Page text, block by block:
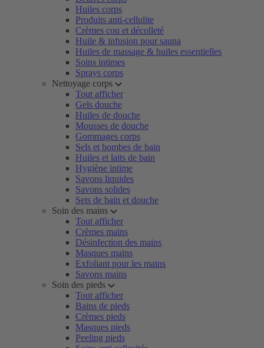
Huiles corps
Produits anti-cellulite
Crèmes cou et décolleté
Huile & infusion pour sauna
Huiles de massage & huiles essentielles
Soins intimes
Sprays corps
Nettoyage corps
Tout afficher
Gels douche
Huiles de douche
Mousses de douche
Gommages corps
Sels et bombes de bain
Huiles et laits de bain
Hygiène intime
Savons liquides
Savons solides
Sets de bain et douche
Soin des mains
Tout afficher
Crèmes mains
Désinfection des mains
Masques mains
Exfoliant pour les mains
Savons mains
Soin des pieds
Tout afficher
Bains de pieds
Crèmes pieds
Masques pieds
Peeling pieds